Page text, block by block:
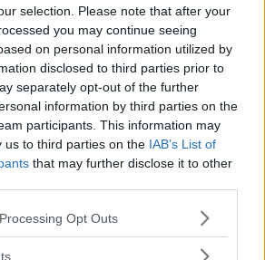
selection. Please note that after your
you may continue seeing
on personal information utilized by
disclosed to third parties prior to
separately opt-out of the further
information by third parties on the
participants. This information may
us to third parties on the IAB’s List of
that may further disclose it to other
website/app uses one or more Google
or usage behaviour. You may click to
Opt Outs
Att Stärka Vår Intelligens
LÄSTA
Frisyrer För Män Som Aldrig Blir